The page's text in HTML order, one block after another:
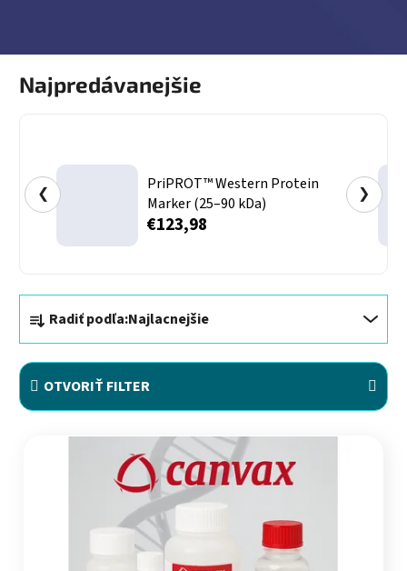
Najpredávanejšie
PriPROT™ Western Protein
Marker (25–90 kDa)
€123,98
❮ ❯
Radiť podľa:Najlacnejšie
OTVORIŤ FILTER
Výpis produktov